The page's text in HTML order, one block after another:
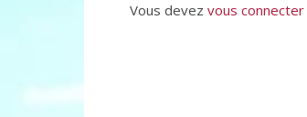
Vous devez vous connecter